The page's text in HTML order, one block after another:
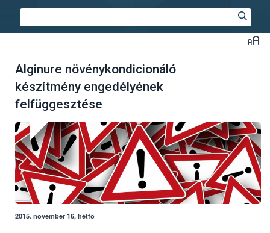
Alginure növénykondicionáló
készítmény engedélyének
felfüggesztése
2015. november 16, hétfő